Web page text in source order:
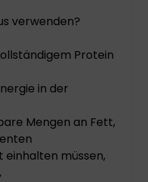
verwenden?
Protein
in der
Mengen an Fett,
einhalten müssen,